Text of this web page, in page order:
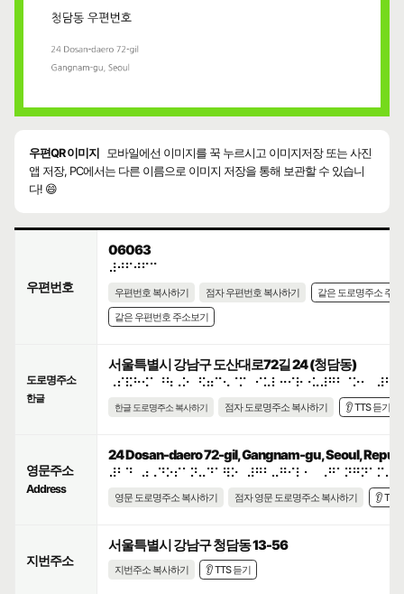
우편QR 이미지
모바일에선 이미지를 꾹 누르시고 이미지저장 또는 사진
앱 저장, PC에서는 다른 이름으로 이미지 저장을 통해 보관할 수 있습니
다! 😄
우편번호
06063
⠼⠚⠋⠚⠋⠉
우편번호 복사하기 점자 우편번호 복사하기
같은 도로명주소 주
같은 우편번호 주소보기
도로명주소
한글
서울특별시 강남구 도산대로72길 24 (청담동)
⠠⠎⠯⠓⠪⠁⠘⠳⠠⠕⠀⠫⠶⠉⠢⠈⠍⠀⠊⠥⠇⠒⠊⠗⠐⠥⠼⠛⠃⠈⠕⠂⠀⠼⠃⠙
한글 도로명주소 복사하기 점자 도로명주소 복사하기 👂 TTS 듣기
영문주소
Address
24 Dosan-daero 72-gil, Gangnam-gu, Seoul,
영문 도로명주소 복사하기 점자 영문 도로명주소 복사하기 👂 TTS
지번주소
서울특별시 강남구 청담동 13-56
지번주소 복사하기 👂 TTS 듣기